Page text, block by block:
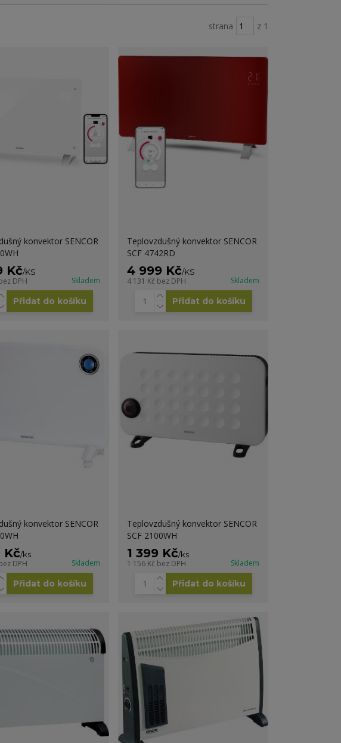
strana z 1
konvektor SENCOR
Kč/KS
DPH Skladem
Přidat do košíku
Teplovzdušný konvektor SENCOR
SCF 4742RD
4 999 Kč/KS
4 131 Kč bez DPH Skladem
Přidat do košíku
konvektor SENCOR
Kč/ks
DPH Skladem
Přidat do košíku
Teplovzdušný konvektor SENCOR
SCF 2100WH
1 399 Kč/ks
1 156 Kč bez DPH Skladem
Přidat do košíku